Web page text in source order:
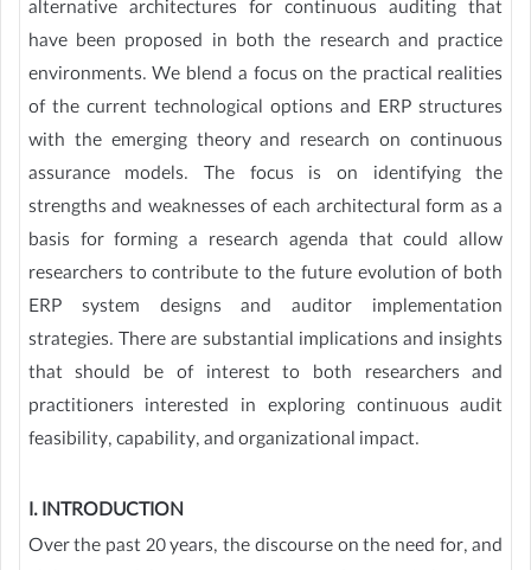
alternative architectures for continuous auditing that
have been proposed in both the research and practice
environments. We blend a focus on the practical realities
of the current technological options and ERP structures
with the emerging theory and research on continuous
assurance models. The focus is on identifying the
strengths and weaknesses of each architectural form as a
basis for forming a research agenda that could allow
researchers to contribute to the future evolution of both
ERP system designs and auditor implementation
strategies. There are substantial implications and insights
that should be of interest to both researchers and
practitioners interested in exploring continuous audit
feasibility, capability, and organizational impact.
I. INTRODUCTION
Over the past 20 years, the discourse on the need for, and